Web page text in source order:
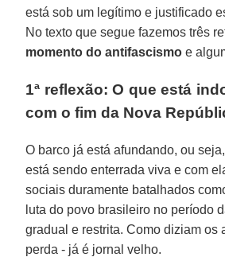
está sob um legítimo e justificado
No texto que segue fazemos três
momento do antifascismo e
1ª reflexão: O que está
com o fim da Nova
O barco já está afundando, ou
está sendo enterrada viva e com
sociais duramente batalhados
luta do povo brasileiro no período
gradual e restrita. Como diziam os
perda - já é jornal velho.